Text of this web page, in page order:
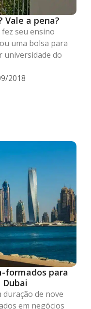
Vale a pena?
seu ensino
uma bolsa para
universidade do
2018
formados para
duração de nove
em negócios